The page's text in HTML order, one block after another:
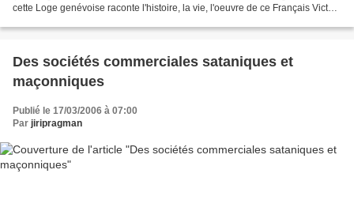
cette Loge genévoise raconte l'histoire, la vie, l'oeuvre de ce Français Victor
Des sociétés commerciales sataniques et
maçonniques
Publié le 17/03/2006 à 07:00
Par jiripragman